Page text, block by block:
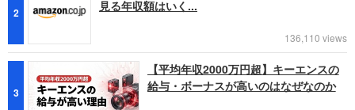
2
見る年収額はいく...
136,110 views
3
【平均年収2000万円超】キーエンスの
給与・ボーナスが高いのはなぜなのか